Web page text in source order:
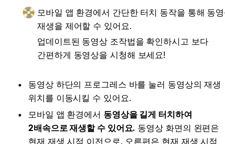
모바일 앱 환경에서 간단한 터치 동작을 통해 동
재생을 제어할 수 있어요.
업데이트된 동영상 조작법을 확인하시고 보다
간편하게 동영상을 시청해 보세요!
동영상 하단의 프로그레스 바를 눌러 동영상의 재생
위치를 이동시킬 수 있어요.
모바일 앱 환경에서
2배속으로 재생할 수 있어요. 동영상 화면의 왼편은
현재 재생 시점 이전으로, 오른편은 현재 재생 시점